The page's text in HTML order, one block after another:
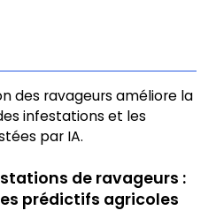
de ravageurs :
prédictifs agricoles